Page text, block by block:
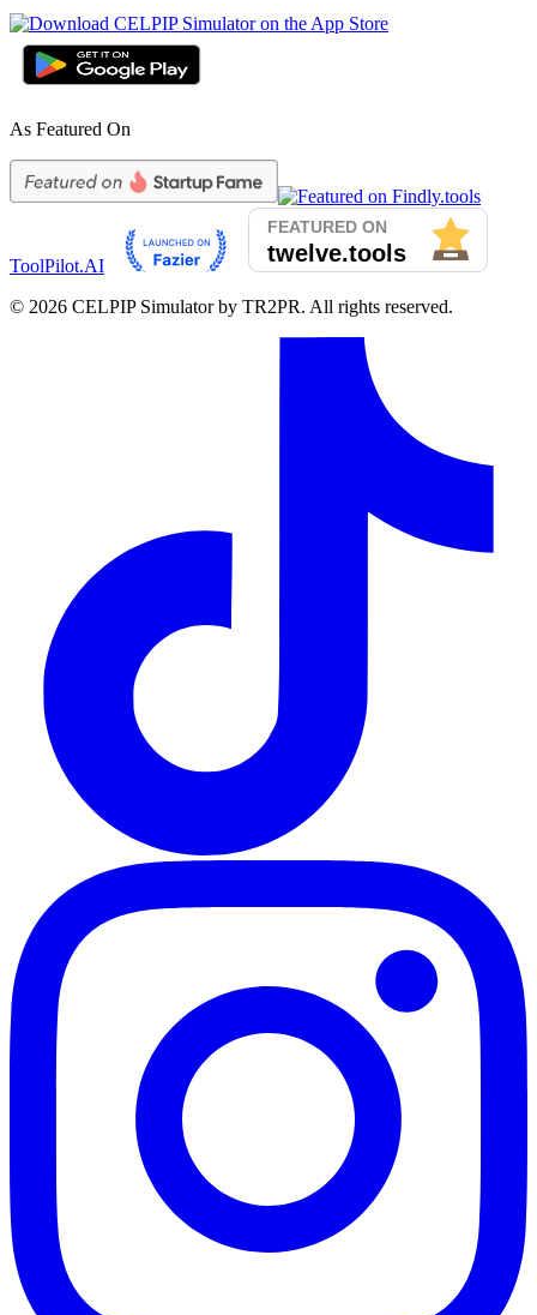
As Featured On
ToolPilot.AI
© 2026 CELPIP Simulator by TR2PR. All rights reserved.